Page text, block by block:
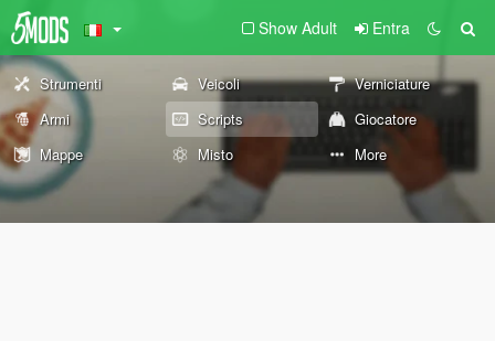
Show Adult Entra
Strumenti Veicoli
Verniciature
Armi
Scripts
Giocatore
Mappe
Misto More